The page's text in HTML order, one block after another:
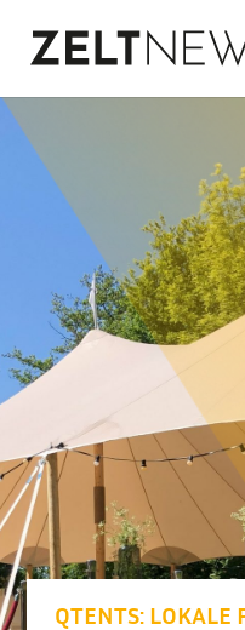
QTENTS: LOKALE